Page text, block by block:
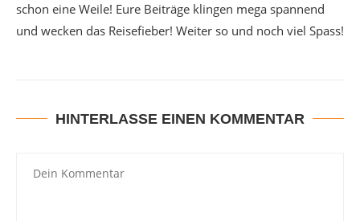
schon eine Weile! Eure Beiträge klingen mega spannend
und wecken das Reisefieber! Weiter so und noch viel Spass!
HINTERLASSE EINEN KOMMENTAR